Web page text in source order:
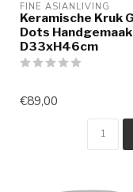
FINE ASIANLIVING
Keramische Kruk
Dots
D33xH46cm
€89,00